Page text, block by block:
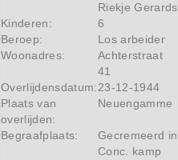
Riekje Gerards
Kinderen:
6
Beroep:
Los arbeider
Woonadres:
Achterstraat
41
Overlijdensdatum:23-12-1944
Plaats van
overlijden:
Neuengamme
Begraafplaats:
Gecremeerd in
Conc. kamp